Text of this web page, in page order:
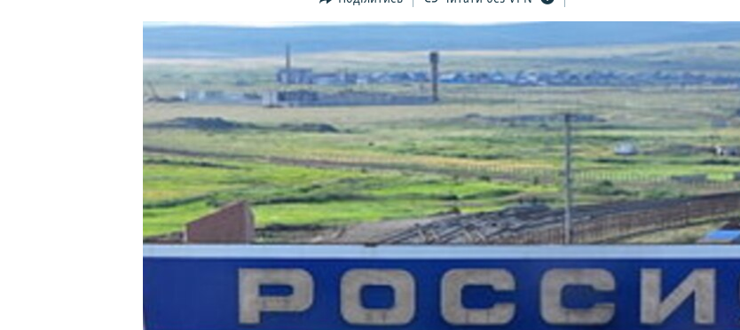
УКРАЇНСЬКА ПРОБЛЕМА КРИМУ